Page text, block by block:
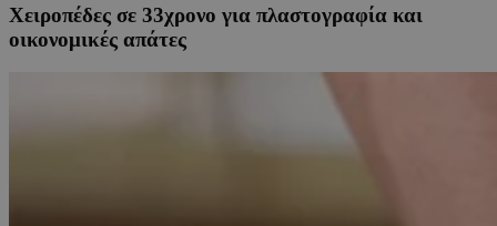
Χειροπέδες σε 33χρονο για πλαστογραφία και
οικονομικές απάτες